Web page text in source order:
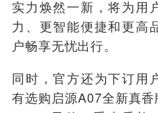
实力焕然一新，将为用
力、更智能便捷和更高
户畅享无忧出行。
同时，官方还为下订用
有选购启源A07全新真